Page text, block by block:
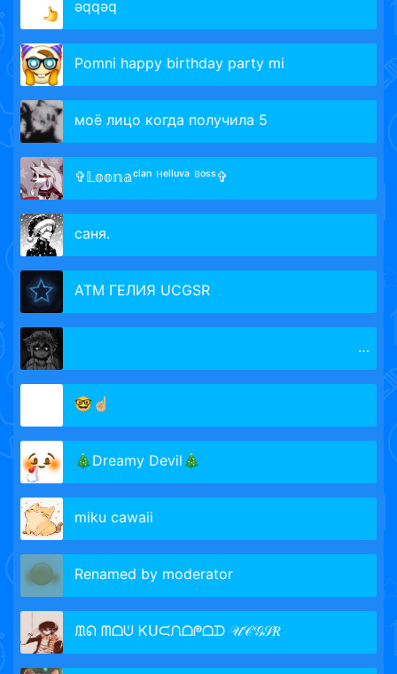
ǝqqǝq
Pomni happy birthday party mi
моё лицо когда получила 5
✞𝕃𝕠𝕠𝕟𝕒ᶜˡᵃⁿ ᴴᵉˡˡᵘᵛᵃ ᴮᵒˢˢ✞
саня.
АТМ ГЕЛИЯ UCGSR
🤓☝🏼
🎄Dreamy Devil🎄
miku cawaii
Renamed by moderator
ᙢᕠ ᗰᗝᕫ Ꮶᑌᙅᙁᗝᖘᗝᗪ 𝒰𝒞𝒢𝒮𝑅